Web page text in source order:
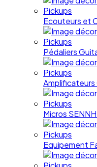
Ecouteurs et
Pédaliers
Amplificateurs
Micros
Equipement